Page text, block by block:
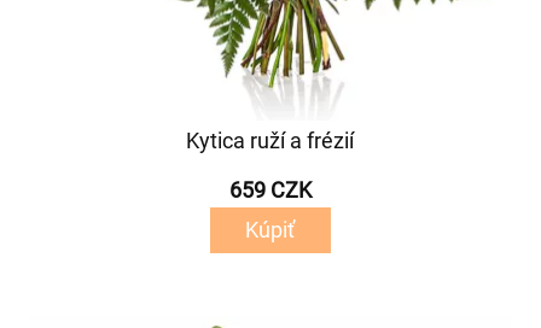
Kytica ruží a frézií
659 CZK
Kúpiť